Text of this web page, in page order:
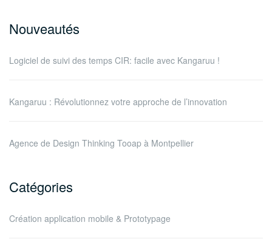
Nouveautés
Logiciel de suivi des temps CIR: facile avec Kangaruu !
Kangaruu : Révolutionnez votre approche de l’innovation
Agence de Design Thinking Tooap à Montpellier
Catégories
Création application mobile & Prototypage